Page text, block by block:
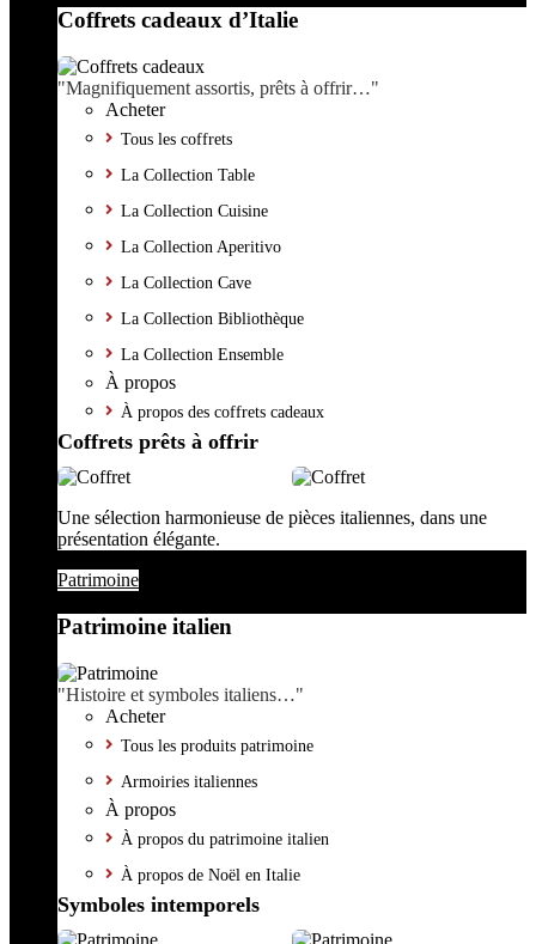
Coffrets cadeaux d’Italie
"Magnifiquement assortis, prêts à offrir…"
Acheter
Tous les coffrets
La Collection Table
La Collection Cuisine
La Collection Aperitivo
La Collection Cave
La Collection Bibliothèque
La Collection Ensemble
À propos
À propos des coffrets cadeaux
Coffrets prêts à offrir
Une sélection harmonieuse de pièces italiennes, dans une
présentation élégante.
Patrimoine
Patrimoine italien
"Histoire et symboles italiens…"
Acheter
Tous les produits patrimoine
Armoiries italiennes
À propos
À propos du patrimoine italien
À propos de Noël en Italie
Symboles intemporels